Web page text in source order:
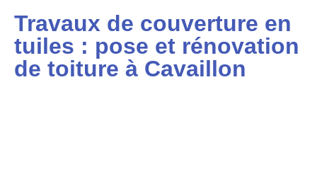
Travaux de couverture en
tuiles : pose et rénovation
de toiture à Cavaillon